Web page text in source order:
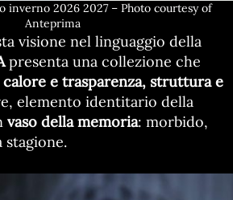
inverno 2026 2027 – Photo courtesy of
Anteprima
visione nel linguaggio della
presenta una collezione che
calore e trasparenza, struttura e
elemento identitario della
vaso della memoria: morbido,
stagione.